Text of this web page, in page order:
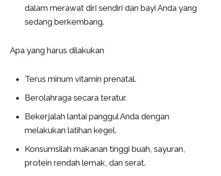
dalam merawat diri sendiri dan bayi Anda yang
sedang berkembang.
Apa yang harus dilakukan
Terus minum vitamin prenatal.
Berolahraga secara teratur.
Bekerjalah lantai panggul Anda dengan
melakukan latihan kegel.
Konsumsilah makanan tinggi buah, sayuran,
protein rendah lemak, dan serat.